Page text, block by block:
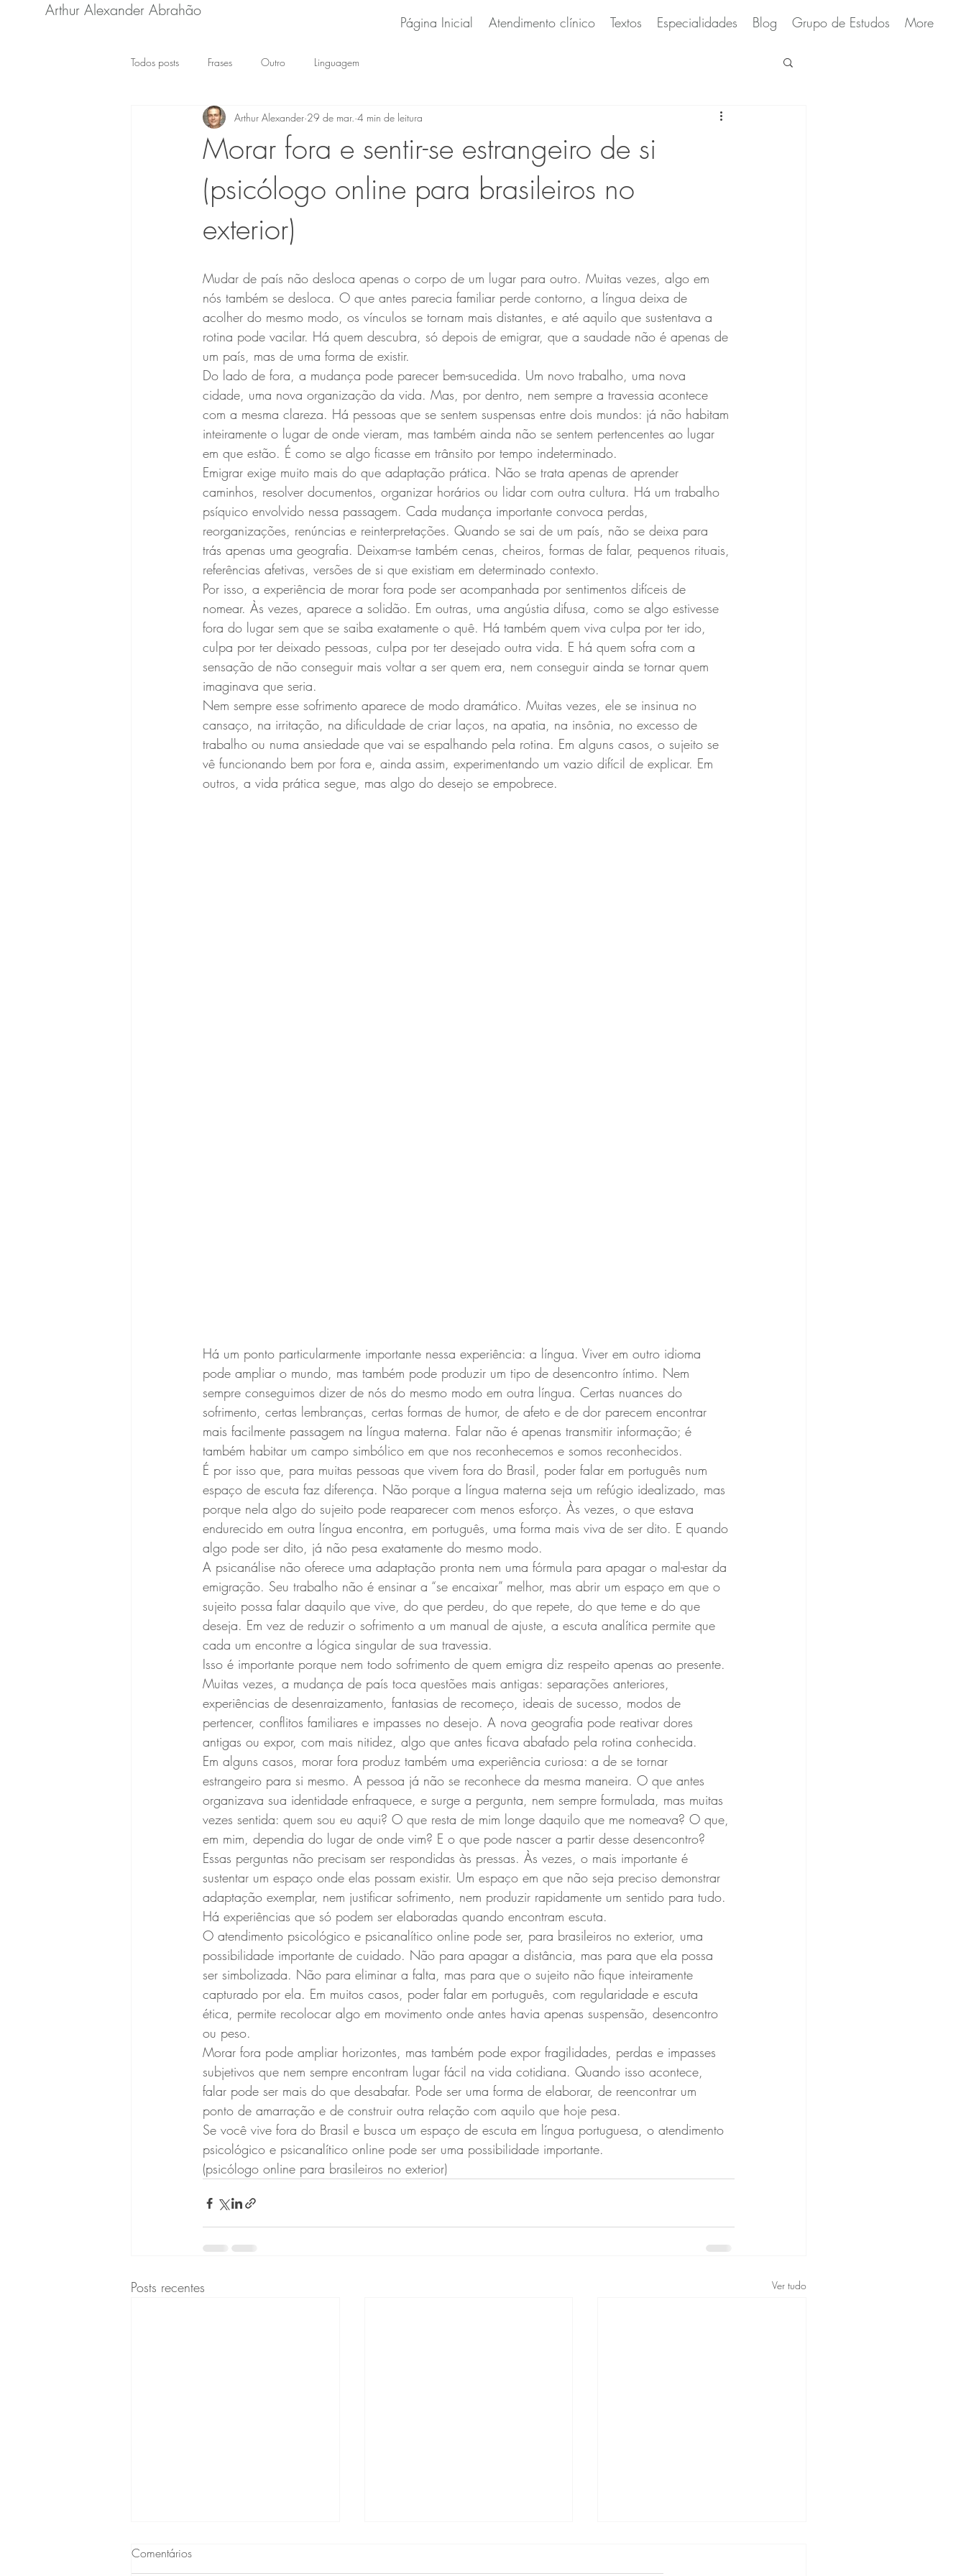
Arthur Alexander Abrahão
Página Inicial Atendimento clínico Textos Especialidades Blog Grupo de Estudos More
Todos posts Frases Outro Linguagem
Morar fora e sentir-se estrangeiro de si
(psicólogo online para brasileiros no
exterior)
Arthur Alexander 29 de mar. 4 min de leitura
Mudar de país não desloca apenas o corpo de um lugar para outro. Muitas vezes, algo em
nós também se desloca. O que antes parecia familiar perde contorno, a língua deixa de
acolher do mesmo modo, os vínculos se tornam mais distantes, e até aquilo que sustentava a
rotina pode vacilar. Há quem descubra, só depois de emigrar, que a saudade não é apenas de
um país, mas de uma forma de existir.
Do lado de fora, a mudança pode parecer bem-sucedida. Um novo trabalho, uma nova
cidade, uma nova organização da vida. Mas, por dentro, nem sempre a travessia acontece
com a mesma clareza. Há pessoas que se sentem suspensas entre dois mundos: já não habitam
inteiramente o lugar de onde vieram, mas também ainda não se sentem pertencentes ao lugar
em que estão. É como se algo ficasse em trânsito por tempo indeterminado.
Emigrar exige muito mais do que adaptação prática. Não se trata apenas de aprender
caminhos, resolver documentos, organizar horários ou lidar com outra cultura. Há um trabalho
psíquico envolvido nessa passagem. Cada mudança importante convoca perdas,
reorganizações, renúncias e reinterpretações. Quando se sai de um país, não se deixa para
trás apenas uma geografia. Deixam-se também cenas, cheiros, formas de falar, pequenos rituais,
referências afetivas, versões de si que existiam em determinado contexto.
Por isso, a experiência de morar fora pode ser acompanhada por sentimentos difíceis de
nomear. Às vezes, aparece a solidão. Em outras, uma angústia difusa, como se algo estivesse
fora do lugar sem que se saiba exatamente o quê. Há também quem viva culpa por ter ido,
culpa por ter deixado pessoas, culpa por ter desejado outra vida. E há quem sofra com a
sensação de não conseguir mais voltar a ser quem era, nem conseguir ainda se tornar quem
imaginava que seria.
Nem sempre esse sofrimento aparece de modo dramático. Muitas vezes, ele se insinua no
cansaço, na irritação, na dificuldade de criar laços, na apatia, na insônia, no excesso de
trabalho ou numa ansiedade que vai se espalhando pela rotina. Em alguns casos, o sujeito se
vê funcionando bem por fora e, ainda assim, experimentando um vazio difícil de explicar. Em
outros, a vida prática segue, mas algo do desejo se empobrece.
Há um ponto particularmente importante nessa experiência: a língua. Viver em outro idioma
pode ampliar o mundo, mas também pode produzir um tipo de desencontro íntimo. Nem
sempre conseguimos dizer de nós do mesmo modo em outra língua. Certas nuances do
sofrimento, certas lembranças, certas formas de humor, de afeto e de dor parecem encontrar
mais facilmente passagem na língua materna. Falar não é apenas transmitir informação; é
também habitar um campo simbólico em que nos reconhecemos e somos reconhecidos.
É por isso que, para muitas pessoas que vivem fora do Brasil, poder falar em português num
espaço de escuta faz diferença. Não porque a língua materna seja um refúgio idealizado, mas
porque nela algo do sujeito pode reaparecer com menos esforço. Às vezes, o que estava
endurecido em outra língua encontra, em português, uma forma mais viva de ser dito. E quando
algo pode ser dito, já não pesa exatamente do mesmo modo.
A psicanálise não oferece uma adaptação pronta nem uma fórmula para apagar o mal-estar da
emigração. Seu trabalho não é ensinar a “se encaixar” melhor, mas abrir um espaço em que o
sujeito possa falar daquilo que vive, do que perdeu, do que repete, do que teme e do que
deseja. Em vez de reduzir o sofrimento a um manual de ajuste, a escuta analítica permite que
cada um encontre a lógica singular de sua travessia.
Isso é importante porque nem todo sofrimento de quem emigra diz respeito apenas ao presente.
Muitas vezes, a mudança de país toca questões mais antigas: separações anteriores,
experiências de desenraizamento, fantasias de recomeço, ideais de sucesso, modos de
pertencer, conflitos familiares e impasses no desejo. A nova geografia pode reativar dores
antigas ou expor, com mais nitidez, algo que antes ficava abafado pela rotina conhecida.
Em alguns casos, morar fora produz também uma experiência curiosa: a de se tornar
estrangeiro para si mesmo. A pessoa já não se reconhece da mesma maneira. O que antes
organizava sua identidade enfraquece, e surge a pergunta, nem sempre formulada, mas muitas
vezes sentida: quem sou eu aqui? O que resta de mim longe daquilo que me nomeava? O que,
em mim, dependia do lugar de onde vim? E o que pode nascer a partir desse desencontro?
Essas perguntas não precisam ser respondidas às pressas. Às vezes, o mais importante é
sustentar um espaço onde elas possam existir. Um espaço em que não seja preciso demonstrar
adaptação exemplar, nem justificar sofrimento, nem produzir rapidamente um sentido para tudo.
Há experiências que só podem ser elaboradas quando encontram escuta.
O atendimento psicológico e psicanalítico online pode ser, para brasileiros no exterior, uma
possibilidade importante de cuidado. Não para apagar a distância, mas para que ela possa
ser simbolizada. Não para eliminar a falta, mas para que o sujeito não fique inteiramente
capturado por ela. Em muitos casos, poder falar em português, com regularidade e escuta
ética, permite recolocar algo em movimento onde antes havia apenas suspensão, desencontro
ou peso.
Morar fora pode ampliar horizontes, mas também pode expor fragilidades, perdas e impasses
subjetivos que nem sempre encontram lugar fácil na vida cotidiana. Quando isso acontece,
falar pode ser mais do que desabafar. Pode ser uma forma de elaborar, de reencontrar um
ponto de amarração e de construir outra relação com aquilo que hoje pesa.
Se você vive fora do Brasil e busca um espaço de escuta em língua portuguesa, o atendimento
psicológico e psicanalítico online pode ser uma possibilidade importante.
(psicólogo online para brasileiros no exterior)
Posts recentes Ver tudo
Comentários